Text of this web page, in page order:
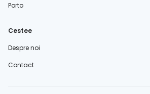
Porto
Cestee
Despre noi
Contact